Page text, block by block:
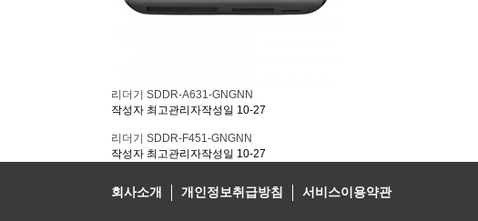
리더기 SDDR-A631-GNGNN
작성자 최고관리자작성일 10-27
리더기 SDDR-F451-GNGNN
작성자 최고관리자작성일 10-27
회사소개 개인정보취급방침 서비스이용약관